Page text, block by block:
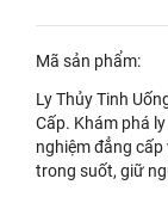
Mã sản phẩm:
Ly Thủy Tinh
Cấp. Khám phá
nghiệm đẳng
trong suốt, giữ